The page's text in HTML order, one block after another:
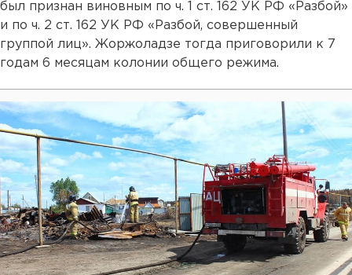
был признан виновным по ч. 1 ст. 162 УК РФ «Разбой»
и по ч. 2 ст. 162 УК РФ «Разбой, совершенный
группой лиц». Жоржоладзе тогда приговорили к 7
годам 6 месяцам колонии общего режима.